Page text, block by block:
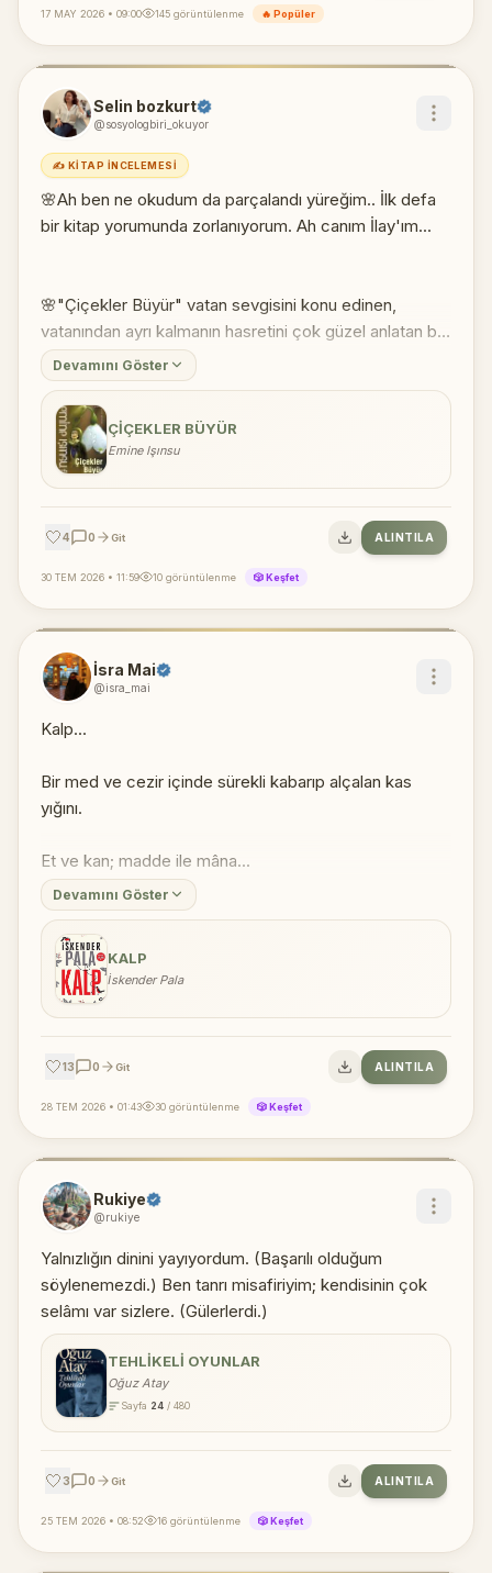
17 MAY 2026 • 09:00 145 görüntülenme 🔥 Popüler
Selin bozkurt
@sosyologbiri_okuyor
✍️ KITAP İNCELEMESI
🌸Ah ben ne okudum da parçalandı yüreğim.. İlk defa
bir kitap yorumunda zorlanıyorum. Ah canım İlay'ım...
🌸"Çiçekler Büyür" vatan sevgisini konu edinen,
vatanından ayrı kalmanın hasretini çok güzel anlatan bir
eser. Bulgaristan'da yaşayan ve Bulgar vatandaşı
olmaya zorlanan, bu sebeple ikincil vatandaş
muamelesi gören kardeşlerimizin hikayesi. İçinde bir
sevda hikâyesini de barındıran çok katmanlı bir hikaye
anlatıyor bize Emine Işınsu..
Devamını Göster
ÇIÇEKLER BÜYÜR
Emine Işınsu
🤍4 0 Git ALINTILA
30 TEM 2026 • 11:59 10 görüntülenme 🎲 Keşfet
İsra Mai
@isra_mai
Kalp...
Bir med ve cezir içinde sürekli kabarıp alçalan kas
yığını.
Et ve kan; madde ile mâna...
Devamını Göster
KALP
İskender Pala
🤍13 0 Git ALINTILA
28 TEM 2026 • 01:43 30 görüntülenme 🎲 Keşfet
Rukiye
@rukiye
Yalnızlığın dinini yayıyordum. (Başarılı olduğum
söylenemezdi.) Ben tanrı misafiriyim; kendisinin çok
selâmı var sizlere. (Gülerlerdi.)
TEHLIKELI OYUNLAR
Oğuz Atay
Sayfa 24 / 480
🤍 3 0 Git ALINTILA
25 TEM 2026 • 08:52 16 görüntülenme 🎲 Keşfet